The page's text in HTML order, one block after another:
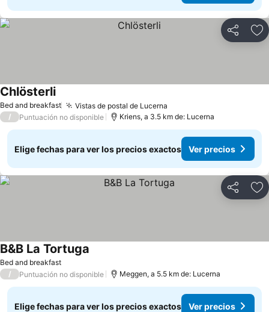
Compartir
Bed and breakfast Vistas de postal de Lucerna
Chlösterli
/ Puntuación no disponible Kriens, a 3.5 km de: Lucerna
Elige fechas para ver los precios exactos Ver precios
Compartir
Bed and breakfast
B&B La Tortuga
/ Puntuación no disponible Meggen, a 5.5 km de: Lucerna
Elige fechas para ver los precios exactos Ver precios